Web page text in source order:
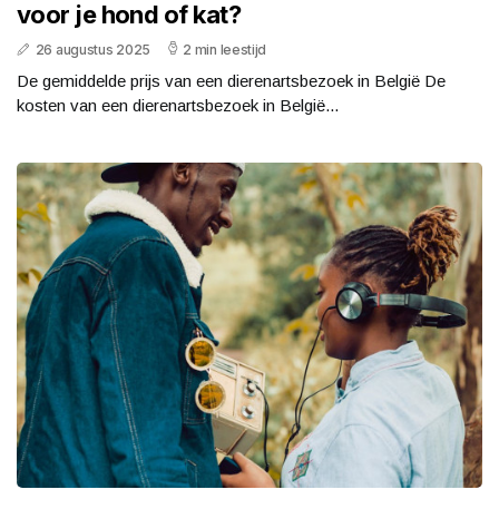
voor je hond of kat?
26 augustus 2025 2 min leestijd
De gemiddelde prijs van een dierenartsbezoek in België De
kosten van een dierenartsbezoek in België...